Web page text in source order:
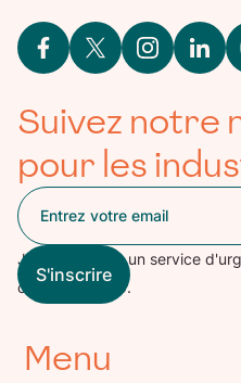
Suivez notre
pour les
Jinko n'est pas un service
contactez le 15.
Menu